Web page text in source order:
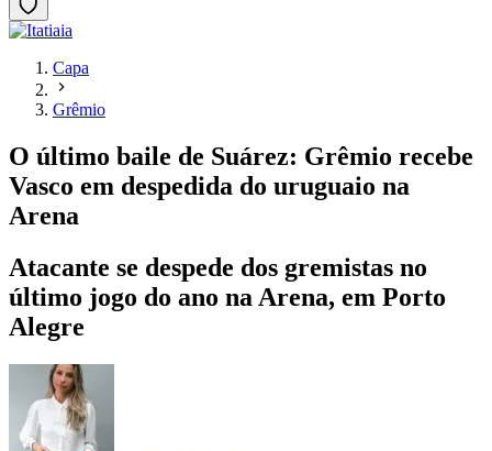
Capa
Grêmio
O último baile de Suárez: Grêmio recebe
Vasco em despedida do uruguaio na
Arena
Atacante se despede dos gremistas no
último jogo do ano na Arena, em Porto
Alegre